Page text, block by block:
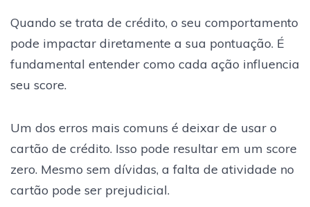
Quando se trata de crédito, o seu comportamento
pode impactar diretamente a sua pontuação. É
fundamental entender como cada ação influencia
seu score.
Um dos erros mais comuns é deixar de usar o
cartão de crédito. Isso pode resultar em um score
zero. Mesmo sem dívidas, a falta de atividade no
cartão pode ser prejudicial.